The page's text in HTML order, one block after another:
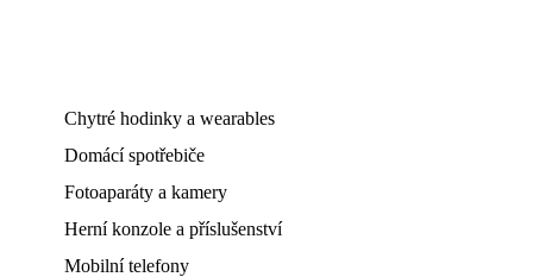
Chytré hodinky a wearables
Domácí spotřebiče
Fotoaparáty a kamery
Herní konzole a příslušenství
Mobilní telefony